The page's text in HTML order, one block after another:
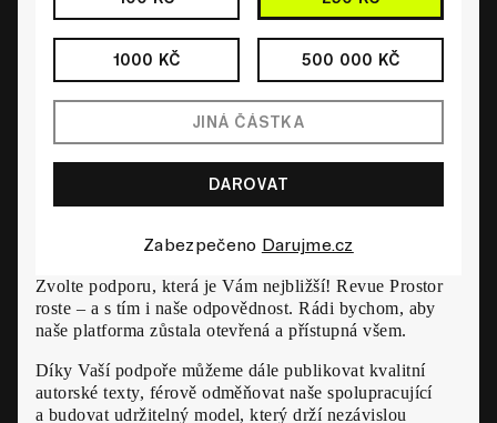
Zvolte podporu, která je Vám nejbližší! Revue Prostor
roste – a s tím i naše odpovědnost. Rádi bychom, aby
naše platforma zůstala otevřená a přístupná všem.
Díky Vaší podpoře můžeme dále publikovat kvalitní
autorské texty, férově odměňovat naše spolupracující
a budovat udržitelný model, který drží nezávislou
1000 KČ 500 000 KČ
Zabezpečeno Darujme.cz